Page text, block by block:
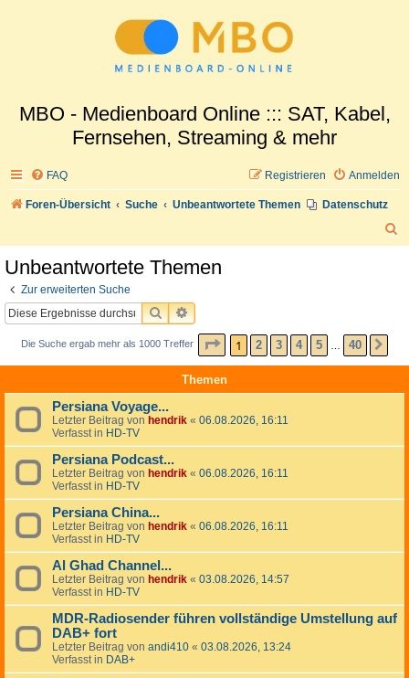
MBO - Medienboard Online ::: SAT, Kabel,
Fernsehen, Streaming & mehr
FAQ Anmelden
Registrieren
Foren-Übersicht Suche Unbeantwortete Themen
Datenschutz
Unbeantwortete Themen
Zur erweiterten Suche
SUCHEERWEITERTE SUCHE
Die Suche ergab mehr als 1000 Treffer SEITE1 VON40
1 2 3 4 5 40
Themen
Persiana Voyage...
Letzter Beitrag von hendrik « 06.08.2026, 16:11
Verfasst in HD-TV
Persiana Podcast...
Letzter Beitrag von hendrik « 06.08.2026, 16:11
Verfasst in HD-TV
Persiana China...
Letzter Beitrag von hendrik « 06.08.2026, 16:11
Verfasst in HD-TV
Al Ghad Channel...
Letzter Beitrag von hendrik « 03.08.2026, 14:57
Verfasst in HD-TV
MDR-Radiosender führen vollständige Umstellung auf
DAB+ fort
Letzter Beitrag von andi410 « 03.08.2026, 13:24
Verfasst in DAB+